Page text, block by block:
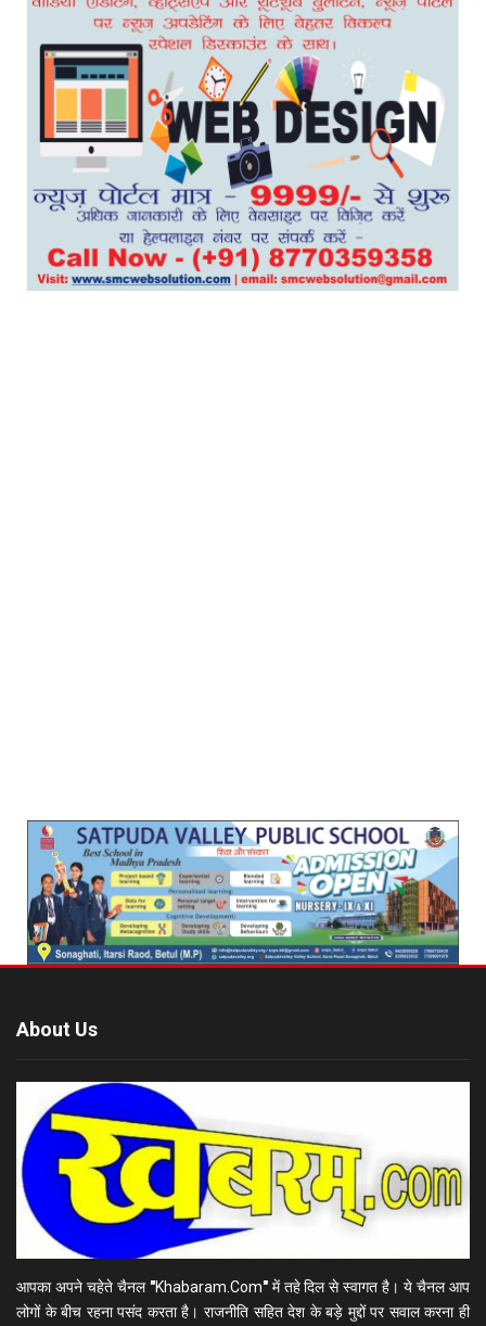
About Us
आपका अपने चहेते चैनल "Khabaram.Com"में तहे दिल से स्वागत है। ये चैनल आप
लोगों के बीच रहना पसंद करता है। राजनीति सहित देश के बड़े मुद्दों पर सवाल करना ही